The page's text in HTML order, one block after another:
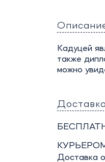
Кадуцей
также
можно
Доставка